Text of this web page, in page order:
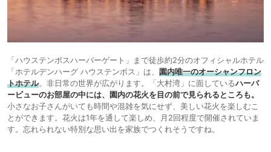
「ハウステンボスハーバーゲート」まで徒歩約2分のオフィシャルホテル
「ホテルデンハーグ ハウステンボス」は、 園内唯一のオーシャンフロン
トホテル。非日常の世界が広がります。「大村湾」に面しているハーバ
ービューのお部屋の中には、園内の花火を目の前で見られるところも。
小さなお子さんがいても時間や混雑を気にせず、美しい花火を楽しむこ
とができます。花火は1年を通して楽しめ、月2回程度で開催されていま
す。忘れられない特別な思い出を家族でつくれそうですね。